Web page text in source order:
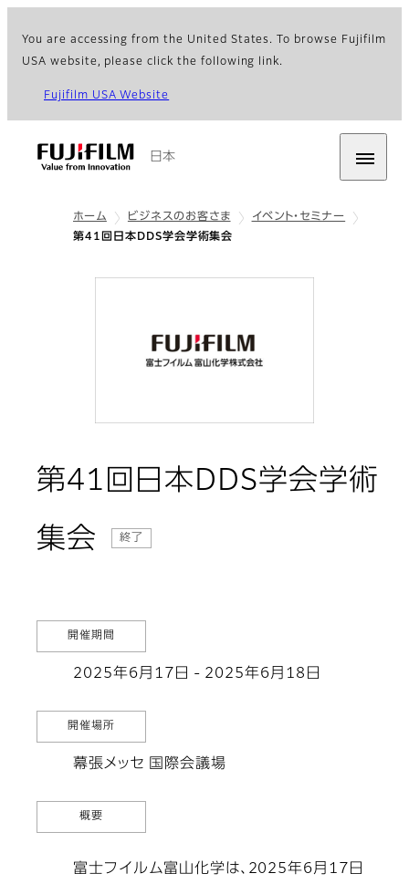
You are accessing from the United States. To browse Fujifilm
USA website, please click the following link.
Fujifilm USA Website
日本
ホーム ビジネスのお客さま
イベント・セミナー
第41回日本DDS学会学術集会
第41回日本DDS学会学術
集会
終了
開催期間
2025年6月17日 - 2025年6月18日
開催場所
幕張メッセ 国際会議場
概要
富士フイルム富山化学は、2025年6月17日